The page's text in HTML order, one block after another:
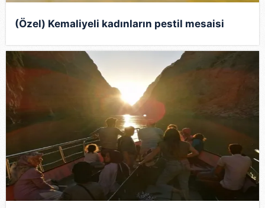
(Özel) Kemaliyeli kadınların pestil mesaisi